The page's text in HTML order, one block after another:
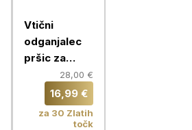
Vtični
odganjalec
pršic za
prostore
AcarZero™
Home
28,00 €
16,99 €
za 30 Zlatih
točk